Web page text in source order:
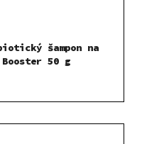
šampon na
50 g